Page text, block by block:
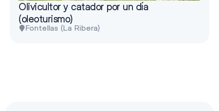
Olivicultor y catador por un día
(oleoturismo)
Fontellas (La Ribera)